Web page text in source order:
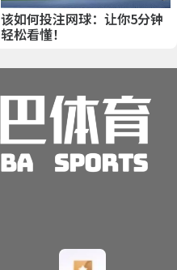
该如何投注网球：让你5分钟
轻松看懂！